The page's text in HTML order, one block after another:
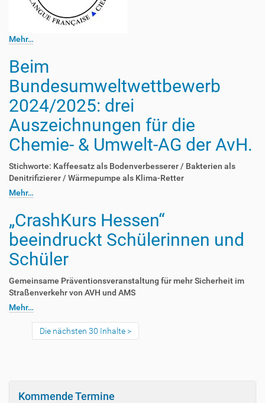
Mehr…
Beim
Bundesumweltwettbewerb
2024/2025: drei
Auszeichnungen für die
Chemie- & Umwelt-AG der AvH.
Stichworte: Kaffeesatz als Bodenverbesserer / Bakterien als
Denitrifizierer / Wärmepumpe als Klima-Retter
Mehr…
„CrashKurs Hessen“
beeindruckt Schülerinnen und
Schüler
Gemeinsame Präventionsveranstaltung für mehr Sicherheit im
Straßenverkehr von AVH und AMS
Mehr…
Die nächsten 30 Inhalte
Kommende Termine